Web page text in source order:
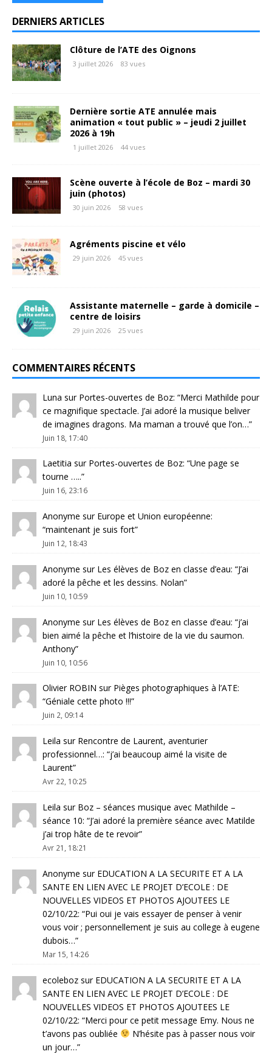
DERNIERS ARTICLES
Clôture de l’ATE des Oignons
3 juillet 2026 83 vues
Dernière sortie ATE annulée mais
animation « tout public » – jeudi 2 juillet
2026 à 19h
1 juillet 2026 44 vues
Scène ouverte à l’école de Boz – mardi 30
juin (photos)
30 juin 2026 58 vues
Agréments piscine et vélo
29 juin 2026 45 vues
Assistante maternelle – garde à domicile –
centre de loisirs
29 juin 2026 25 vues
COMMENTAIRES RÉCENTS
Luna sur Portes-ouvertes de Boz: “Merci Mathilde pour
ce magnifique spectacle. J’ai adoré la musique beliver
de imagines dragons. Ma maman a trouvé que l’on…”
Juin 18, 17:40
Laetitia sur Portes-ouvertes de Boz: “Une page se
tourne …..”
Juin 16, 23:16
Anonyme sur Europe et Union européenne:
“maintenant je suis fort”
Juin 12, 18:43
Anonyme sur Les élèves de Boz en classe d’eau: “J’ai
adoré la pêche et les dessins. Nolan”
Juin 10, 10:59
Anonyme sur Les élèves de Boz en classe d’eau: “j’ai
bien aimé la pêche et l’histoire de la vie du saumon.
Anthony”
Juin 10, 10:56
Olivier ROBIN sur Pièges photographiques à l’ATE:
“Géniale cette photo !!!”
Juin 2, 09:14
Leila sur Rencontre de Laurent, aventurier
professionnel…: “j’ai beaucoup aimé la visite de
Laurent”
Avr 22, 10:25
Leila sur Boz – séances musique avec Mathilde –
séance 10: “J’ai adoré la première séance avec Matilde
j’ai trop hâte de te revoir”
Avr 21, 18:21
Anonyme sur EDUCATION A LA SECURITE ET A LA
SANTE EN LIEN AVEC LE PROJET D’ECOLE : DE
NOUVELLES VIDEOS ET PHOTOS AJOUTEES LE
02/10/22: “Pui oui je vais essayer de penser à venir
vous voir ; personnellement je suis au college à eugene
dubois…”
Mar 15, 14:26
ecoleboz sur EDUCATION A LA SECURITE ET A LA
SANTE EN LIEN AVEC LE PROJET D’ECOLE : DE
NOUVELLES VIDEOS ET PHOTOS AJOUTEES LE
02/10/22: “Merci pour ce petit message Emy. Nous ne
t’avons pas oubliée
N’hésite pas à passer nous voir
un jour…”